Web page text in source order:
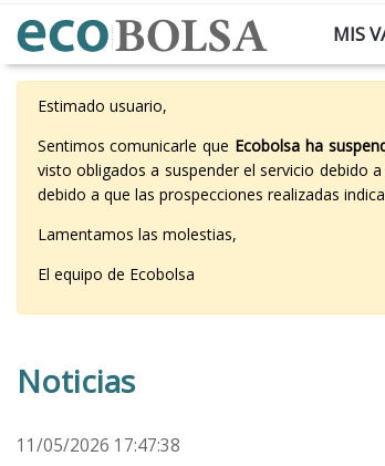
MIS
Estimado usuario,
Sentimos comunicarle que Ecobolsa ha
visto obligados a suspender el servicio debido
debido a que las prospecciones realizadas
Lamentamos las molestias,
El equipo de Ecobolsa
Noticias
11/05/2026 17:47:38